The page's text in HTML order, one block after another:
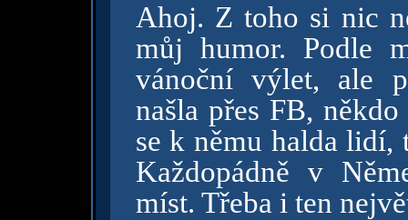
Ahoj. Z toho si nic
můj humor. Podle
vánoční výlet, ale
našla přes FB,
se k němu halda lidí,
Každopádně v
míst. Třeba i ten